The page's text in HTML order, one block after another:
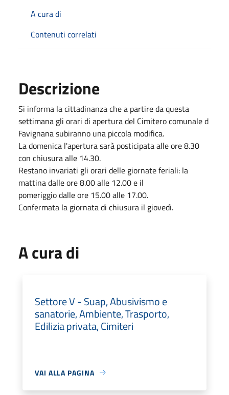
A cura di
Contenuti correlati
Descrizione
Si informa la cittadinanza che a partire da questa
settimana gli orari di apertura del Cimitero comunale d
Favignana subiranno una piccola modifica.
La domenica l'apertura sarà posticipata alle ore 8.30
con chiusura alle 14.30.
Restano invariati gli orari delle giornate feriali: la
mattina dalle ore 8.00 alle 12.00 e il
pomeriggio dalle ore 15.00 alle 17.00.
Confermata la giornata di chiusura il giovedì.
A cura di
Settore V - Suap, Abusivismo e
sanatorie, Ambiente, Trasporto,
Edilizia privata, Cimiteri
VAI ALLA PAGINA